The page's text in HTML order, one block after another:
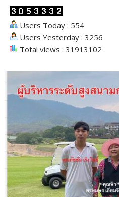
Users Today : 554
Users Yesterday : 3256
Total views : 31913102